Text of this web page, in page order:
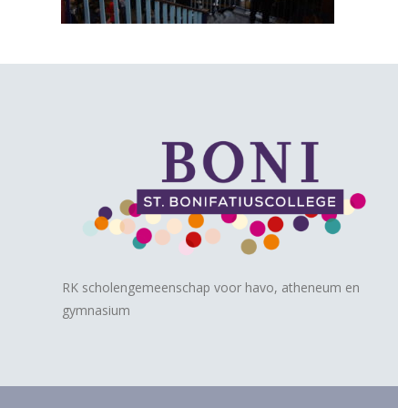
RK scholengemeenschap voor havo, atheneum en
gymnasium